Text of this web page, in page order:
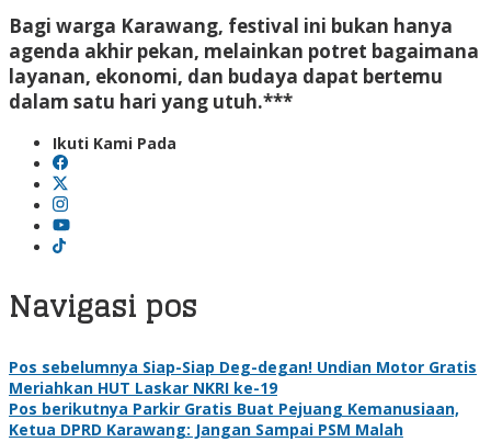
Bagi warga Karawang, festival ini bukan hanya
agenda akhir pekan, melainkan potret bagaimana
layanan, ekonomi, dan budaya dapat bertemu
dalam satu hari yang utuh.***
Ikuti Kami Pada
Navigasi pos
Pos sebelumnya Siap-Siap Deg-degan! Undian Motor Gratis
Meriahkan HUT Laskar NKRI ke-19
Pos berikutnya Parkir Gratis Buat Pejuang Kemanusiaan,
Ketua DPRD Karawang: Jangan Sampai PSM Malah